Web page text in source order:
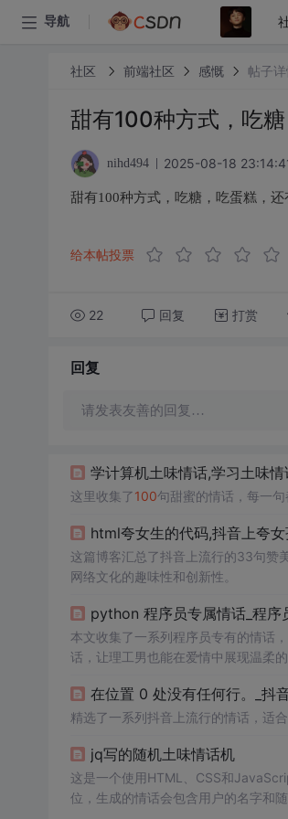
导航
社区 前端社区 感慨 帖子
甜有100种方式，吃
nihd494 2025-08-18
甜有100种方式，吃糖，吃蛋糕，还
给本帖投票
22 回复 打赏
回复
请发表友善的回复…
学计算机土味情话,学习土味情
这里收集了100句甜蜜的情话，每一
html夸女生的代码,抖音上夸
这篇博客汇总了抖音上流行的33句赞
网络文化的趣味性和创新性。
python 程序员专属情话_程序
本文收集了一系列程序员专有的情话
话，让理工男也能在爱情中展现温柔的
在位置 0 处没有任何行。_抖
精选了一系列抖音上流行的情话，适
jq写的随机土味情话机
这是一个使用HTML、CSS和
位，生成的情话会包含用户的名字和随